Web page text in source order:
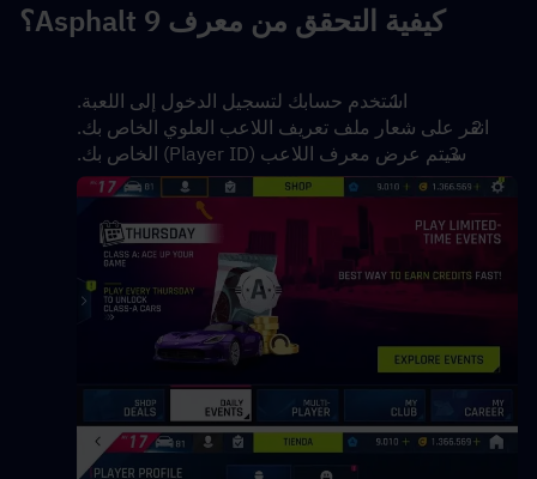
كيفية التحقق من معرف Asphalt 9؟
استخدم حسابك لتسجيل الدخول إلى اللعبة.
انقر على شعار ملف تعريف اللاعب العلوي الخاص بك.
سيتم عرض معرف اللاعب (Player ID) الخاص بك.